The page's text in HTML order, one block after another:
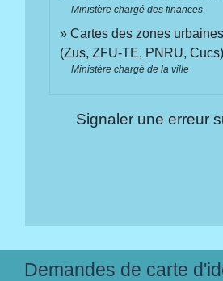
Ministère chargé des finances
Cartes des zones
(Zus, ZFU-TE, PNRU, Cucs)
Ministère chargé de la ville
Signaler une erreur
Demandes de carte